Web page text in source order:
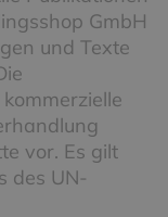
GmbH
und Texte
vor. Es gilt
des UN-